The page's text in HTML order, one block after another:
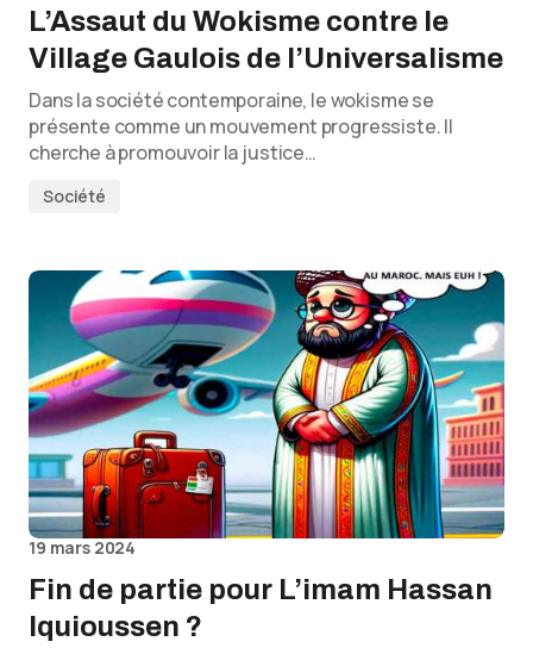
L’Assaut du Wokisme contre le
Village Gaulois de l’Universalisme
Dans la société contemporaine, le wokisme se
présente comme un mouvement progressiste. Il
cherche à promouvoir la justice…
Société
19 mars 2024
Fin de partie pour L’imam Hassan
Iquioussen ?